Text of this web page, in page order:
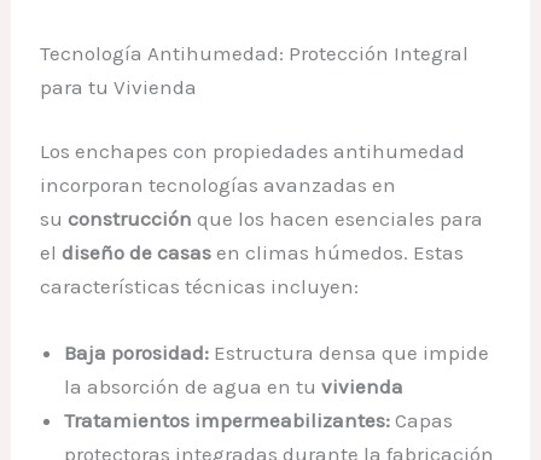
Tecnología Antihumedad: Protección Integral
para tu Vivienda
Los enchapes con propiedades antihumedad
incorporan tecnologías avanzadas en
suconstrucción que los hacen esenciales para
eldiseño de casas en climas húmedos. Estas
características técnicas incluyen:
Baja porosidad: Estructura densa que impide
la absorción de agua en tuvivienda
Tratamientos impermeabilizantes: Capas
protectoras integradas durante la fabricación